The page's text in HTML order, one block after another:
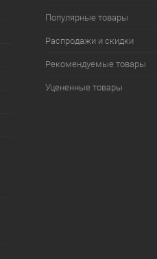
Популярные товары
Распродажи и скидки
Рекомендуемые товары
Уцененные товары